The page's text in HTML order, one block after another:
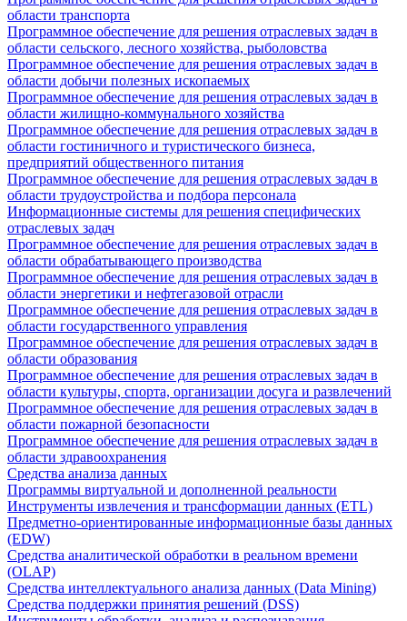
области транспорта
Программное обеспечение для решения отраслевых задач в
области сельского, лесного хозяйства, рыболовства
Программное обеспечение для решения отраслевых задач в
области добычи полезных ископаемых
Программное обеспечение для решения отраслевых задач в
области жилищно-коммунального хозяйства
Программное обеспечение для решения отраслевых задач в
области гостиничного и туристического бизнеса,
предприятий общественного питания
Программное обеспечение для решения отраслевых задач в
области трудоустройства и подбора персонала
Информационные системы для решения специфических
отраслевых задач
Программное обеспечение для решения отраслевых задач в
области обрабатывающего производства
Программное обеспечение для решения отраслевых задач в
области энергетики и нефтегазовой отрасли
Программное обеспечение для решения отраслевых задач в
области государственного управления
Программное обеспечение для решения отраслевых задач в
области образования
Программное обеспечение для решения отраслевых задач в
области культуры, спорта, организации досуга и развлечений
Программное обеспечение для решения отраслевых задач в
области пожарной безопасности
Программное обеспечение для решения отраслевых задач в
области здравоохранения
Средства анализа данных
Программы виртуальной и дополненной реальности
Инструменты извлечения и трансформации данных (ETL)
Предметно-ориентированные информационные базы данных
(EDW)
Средства аналитической обработки в реальном времени
(OLAP)
Средства интеллектуального анализа данных (Data Mining)
Средства поддержки принятия решений (DSS)